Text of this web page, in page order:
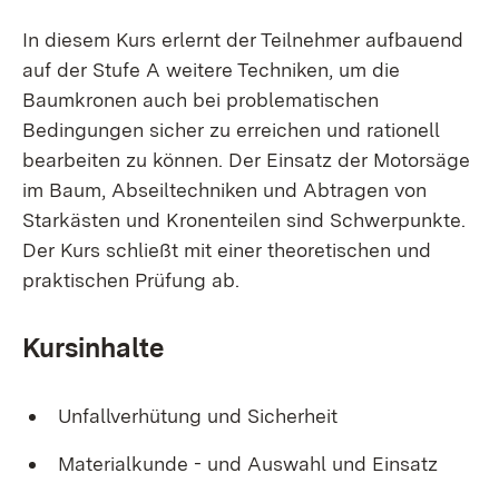
In diesem Kurs erlernt der Teilnehmer aufbauend
auf der Stufe A weitere Techniken, um die
Baumkronen auch bei problematischen
Bedingungen sicher zu erreichen und rationell
bearbeiten zu können. Der Einsatz der Motorsäge
im Baum, Abseiltechniken und Abtragen von
Starkästen und Kronenteilen sind Schwerpunkte.
Der Kurs schließt mit einer theoretischen und
praktischen Prüfung ab.
Kursinhalte
Unfallverhütung und Sicherheit
Materialkunde - und Auswahl und Einsatz